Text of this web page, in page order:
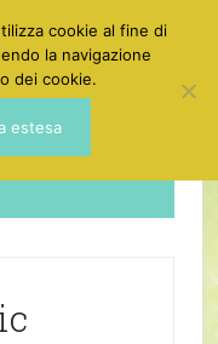
cookie al fine di
la navigazione
dei cookie.
estesa